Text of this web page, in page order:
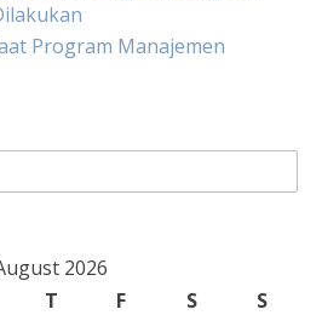
Program Manajemen
2026
T F S
S